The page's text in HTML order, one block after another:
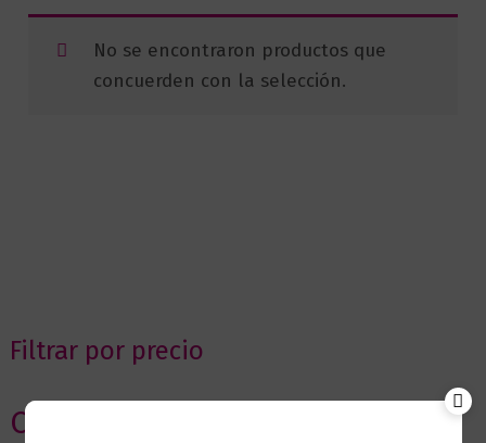
Filtrar por precio
Categorias
No se encontraron productos que
concuerden con la selección.